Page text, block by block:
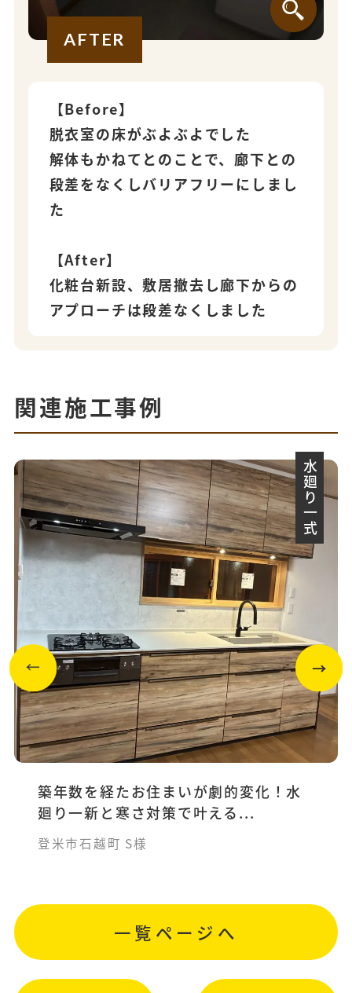
AFTER
【Before】
脱衣室の床がぶよぶよでした
解体もかねてとのことで、廊下との
段差をなくしバリアフリーにしまし
た
【After】
化粧台新設、敷居撤去し廊下からの
アプローチは段差なくしました
関連施工事例
水廻り一式
築年数を経たお住まいが劇的変化！水
廻り一新と寒さ対策で叶える...
登米市石越町 S様
一覧ページへ